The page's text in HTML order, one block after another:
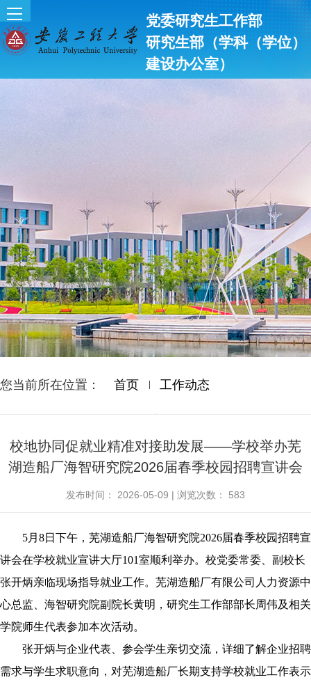
党委研究生工作部
研究生部（学科（学位）
建设办公室）
您当前所在位置： 首页 工作动态
校地协同促就业精准对接助发展——学校举办芜
湖造船厂海智研究院2026届春季校园招聘宣讲会
发布时间： 2026-05-09 | 浏览次数： 583
5月 8日下午，芜湖造船厂海智研究院2026届春季校园招聘宣
讲会在学校就业宣讲大厅101室顺利举办。校党委常委、副校长
张开炳亲临现场指导就业工作。芜湖造船厂有限公司人力资源中
心总监、海智研究院副院长黄明，研究生工作部部长周伟及相关
学院师生代表参加本次活动。
张开炳与企业代表、参会学生亲切交流，详细了解企业招聘
需求与学生求职意向，对芜湖造船厂长期支持学校就业工作表示